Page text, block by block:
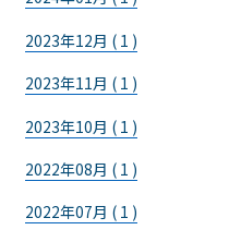
2023年12月 ( 1 )
2023年11月 ( 1 )
2023年10月 ( 1 )
2022年08月 ( 1 )
2022年07月 ( 1 )